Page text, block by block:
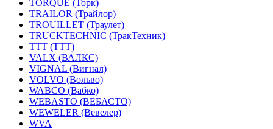
TORQUE (Торк)
TRAILOR (Трайлор)
TROUILLET (Траулет)
TRUCKTECHNIC (ТракТехник)
TTT (ТТТ)
VALX (ВАЛКС)
VIGNAL (Вигнал)
VOLVO (Вольво)
WABCO (Вабко)
WEBASTO (ВЕБАСТО)
WEWELER (Вевелер)
WVA